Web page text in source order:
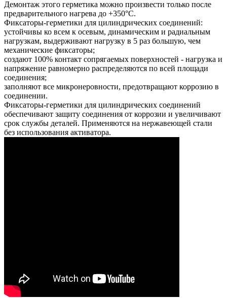
Демонтаж этого герметика можно произвести только после
предварительного нагрева до +350°C.
Фиксаторы-герметики для цилиндрических соединений:
устойчивы ко всем к осевым, динамическим и радиальным
нагрузкам, выдерживают нагрузку в 5 раз большую, чем
механические фиксаторы;
создают 100% контакт сопрягаемых поверхностей - нагрузка и
напряжение равномерно распределяются по всей площади
соединения;
заполняют все микронеровности, предотвращают коррозию в
соединении.
Фиксаторы-герметики для цилиндрических соединений
обеспечивают защиту соединения от коррозии и увеличивают
срок службы деталей. Применяются на нержавеющей стали
без использования активатора.